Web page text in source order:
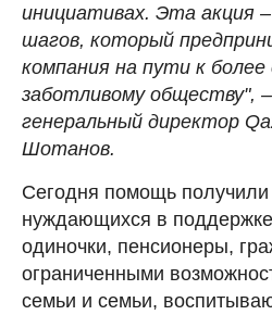
инициативах. Эта акция
шагов, который
компания на пути к более
заботливому обществу",
генеральный директор
Шотанов.
Сегодня помощь
нуждающихся в
одиночки, пенсионеры,
ограниченными
семьи и семьи,